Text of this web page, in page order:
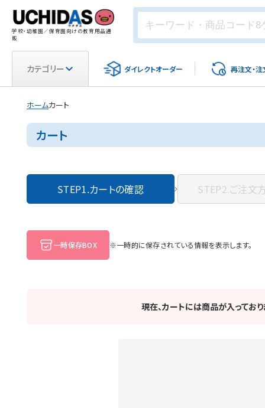
学校・幼稚園／保育園向けの教育用品通
販
カテゴリー ダイレクトオーダー 再注文・注
ホームカート
カート
STEP1.カートの確認 STEP2.ご注文
一時保存BOX ※一時的に保存されている情報を表示します。
現在、カートには商品が入ってお